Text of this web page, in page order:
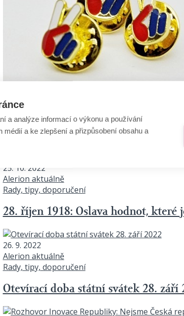
Alerion aktuálně
17. listopad: Den boje za svobodu a
25. 10. 2022
Alerion aktuálně
Rady, tipy, doporučení
28. říjen 1918: Oslava hodnot,
26. 9. 2022
Alerion aktuálně
Rady, tipy, doporučení
Otevírací doba státní svátek 28. září
a analýze informací o výkonu a používání
a ke zlepšení a přizpůsobení obsahu a